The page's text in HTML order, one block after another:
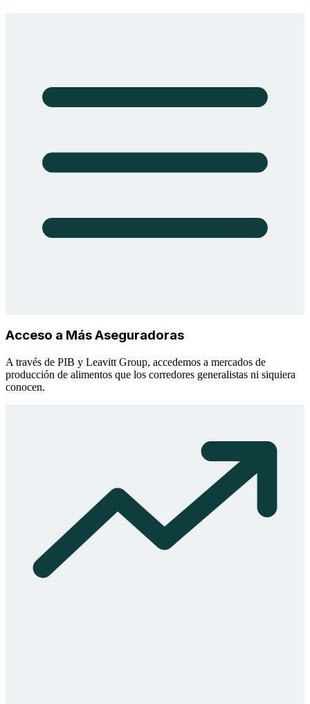
Acceso a Más Aseguradoras
A través de PIB y Leavitt Group, accedemos a mercados de
producción de alimentos que los corredores generalistas ni siquiera
conocen.